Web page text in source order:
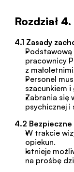
Rozdział
4.1 Zasady
pracownicy
z
Personel
szacunkiem
Zabrania się
psychicznej i
4.2
W trakcie
opiekun.
Istnieje
na prośbę